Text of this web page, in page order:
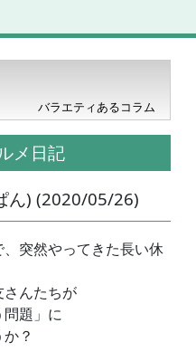
バラエティあるコラム
メ日記
ん) (2020/05/26)
突然やってきた長い休
さんたちが
問題」に
？